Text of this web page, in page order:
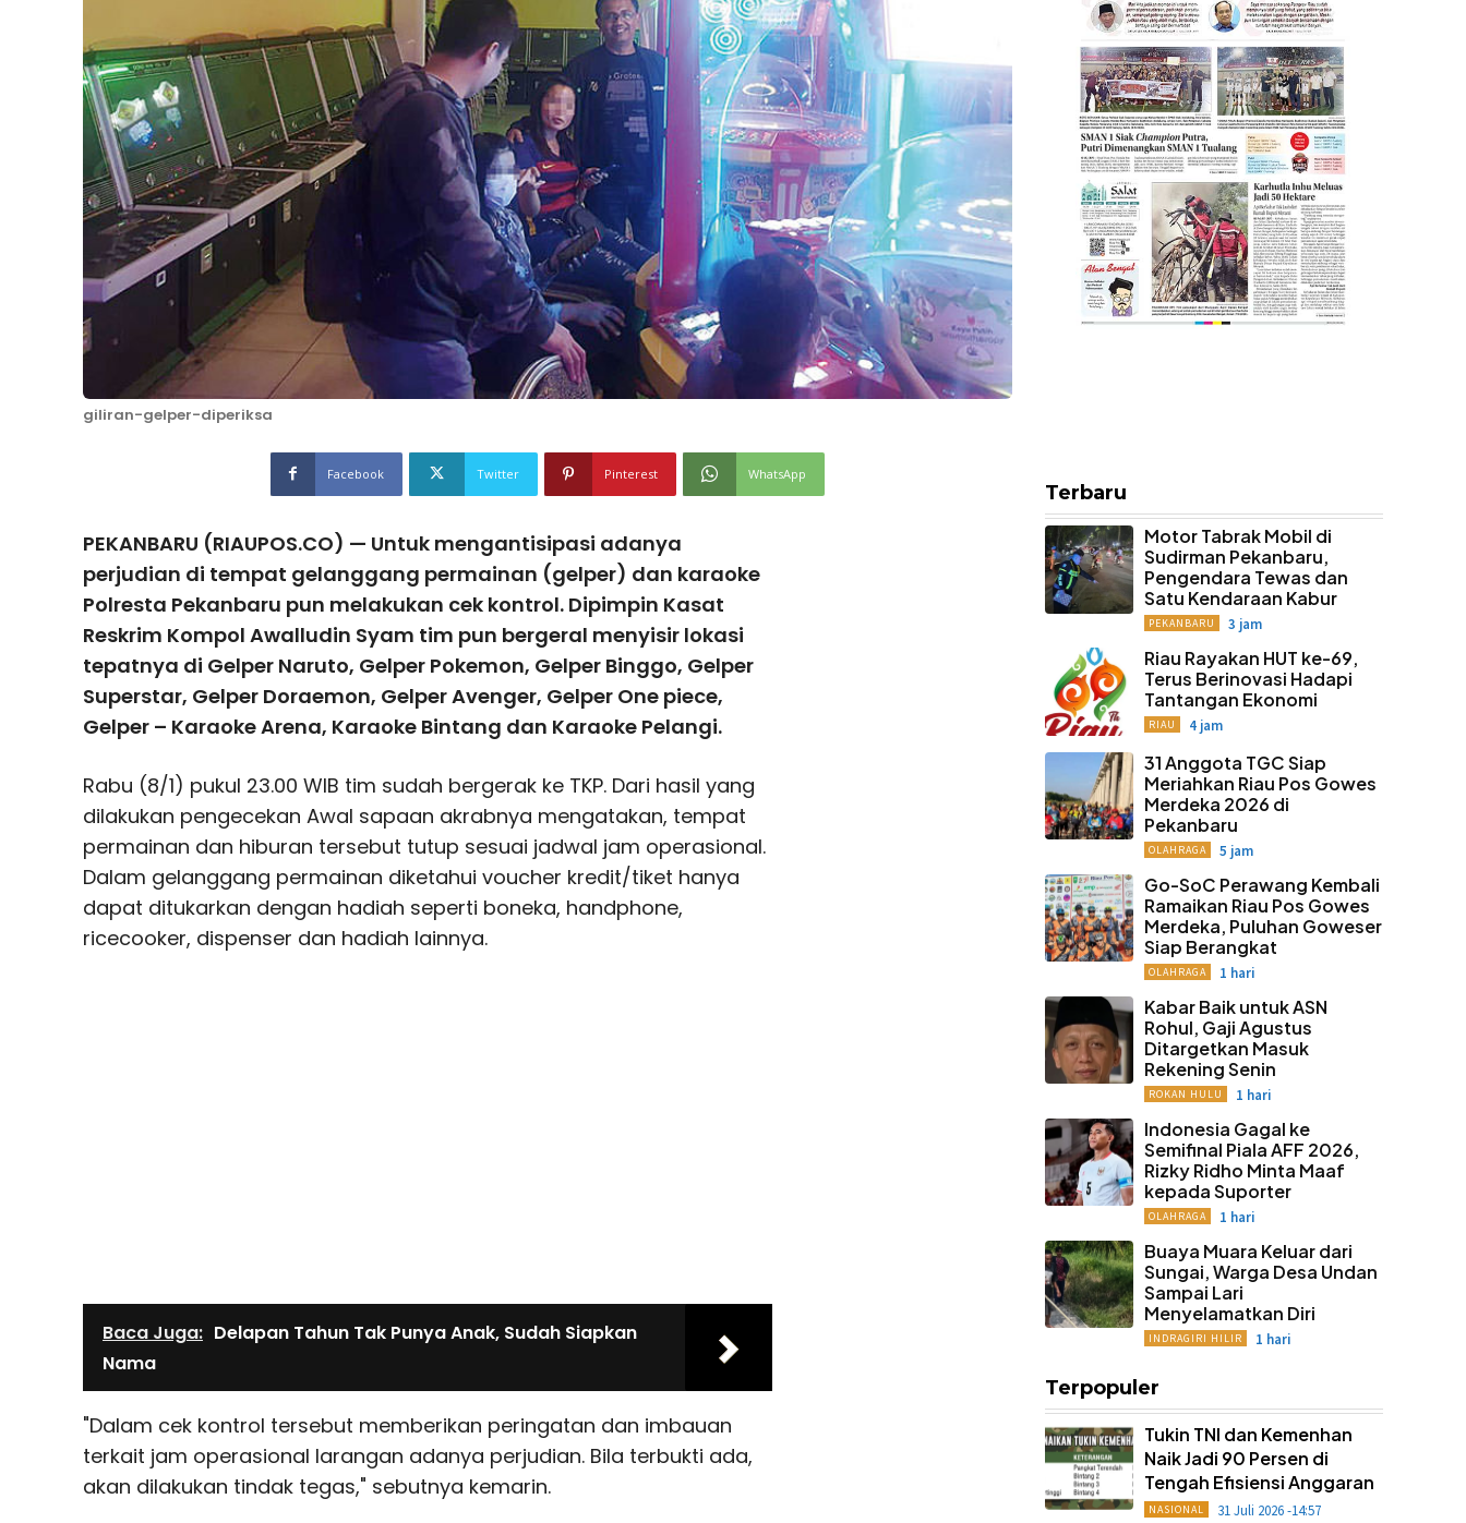
giliran-gelper-diperiksa
Facebook Twitter Pinterest WhatsApp
PEKANBARU (RIAUPOS.CO) — Untuk mengantisipasi adanya
perjudian di tempat gelanggang permainan (gelper) dan karaoke
Polresta Pekanbaru pun melakukan cek kontrol. Dipimpin Kasat
Reskrim Kompol Awalludin Syam tim pun bergeral menyisir lokasi
tepatnya di Gelper Naruto, Gelper Pokemon, Gelper Binggo, Gelper
Superstar, Gelper Doraemon, Gelper Avenger, Gelper One piece,
Gelper – Karaoke Arena, Karaoke Bintang dan Karaoke Pelangi.
Rabu (8/1) pukul 23.00 WIB tim sudah bergerak ke TKP. Dari hasil yang
dilakukan pengecekan Awal sapaan akrabnya mengatakan, tempat
permainan dan hiburan tersebut tutup sesuai jadwal jam operasional.
Dalam gelanggang permainan diketahui voucher kredit/tiket hanya
dapat ditukarkan dengan hadiah seperti boneka, handphone,
ricecooker, dispenser dan hadiah lainnya.
Baca Juga: Delapan Tahun Tak Punya Anak, Sudah Siapkan
Nama
"Dalam cek kontrol tersebut memberikan peringatan dan imbauan
terkait jam operasional larangan adanya perjudian. Bila terbukti ada,
akan dilakukan tindak tegas," sebutnya kemarin.
Terbaru
Motor Tabrak Mobil di
Sudirman Pekanbaru,
Pengendara Tewas dan
Satu Kendaraan Kabur
PEKANBARU 3 jam
Riau Rayakan HUT ke-69,
Terus Berinovasi Hadapi
Tantangan Ekonomi
RIAU 4 jam
31 Anggota TGC Siap
Meriahkan Riau Pos Gowes
Merdeka 2026 di
Pekanbaru
OLAHRAGA 5 jam
Go-SoC Perawang Kembali
Ramaikan Riau Pos Gowes
Merdeka, Puluhan Goweser
Siap Berangkat
OLAHRAGA 1 hari
Kabar Baik untuk ASN
Rohul, Gaji Agustus
Ditargetkan Masuk
Rekening Senin
ROKAN HULU 1 hari
Indonesia Gagal ke
Semifinal Piala AFF 2026,
Rizky Ridho Minta Maaf
kepada Suporter
OLAHRAGA 1 hari
Buaya Muara Keluar dari
Sungai, Warga Desa Undan
Sampai Lari
Menyelamatkan Diri
INDRAGIRI HILIR 1 hari
Terpopuler
Tukin TNI dan Kemenhan
Naik Jadi 90 Persen di
Tengah Efisiensi Anggaran
NASIONAL 31 Juli 2026 -14:57